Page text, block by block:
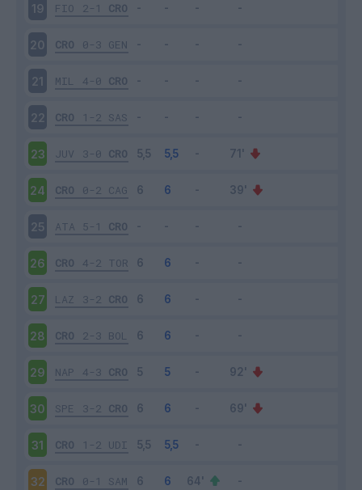
19 FIO 2-1 CRO
20 CRO 0-3 GEN
21 MIL 4-0 CRO
22 CRO 1-2 SAS
23 JUV 3-0 CRO
24 CRO 0-2 CAG
25 ATA 5-1 CRO
26 CRO 4-2 TOR
27 LAZ 3-2 CRO
28 CRO 2-3 BOL
29 NAP 4-3 CRO
30 SPE 3-2 CRO
31 CRO 1-2 UDI
32 CRO 0-1 SAM